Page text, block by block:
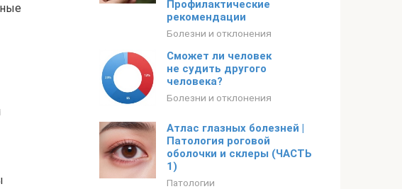
Профилактические
рекомендации
Болезни и отклонения
Сможет ли человек
не судить другого
человека?
Болезни и отклонения
Атлас глазных болезней |
Патология роговой
оболочки и склеры (ЧАСТЬ
1)
Патологии